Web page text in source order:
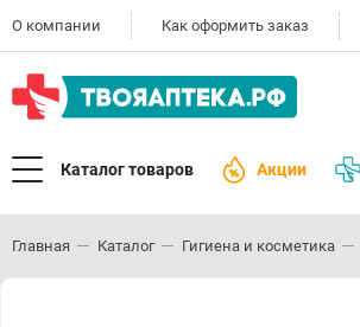
О компании Как оформить заказ
Каталог товаров Акции
Главная Каталог Гигиена и косметика